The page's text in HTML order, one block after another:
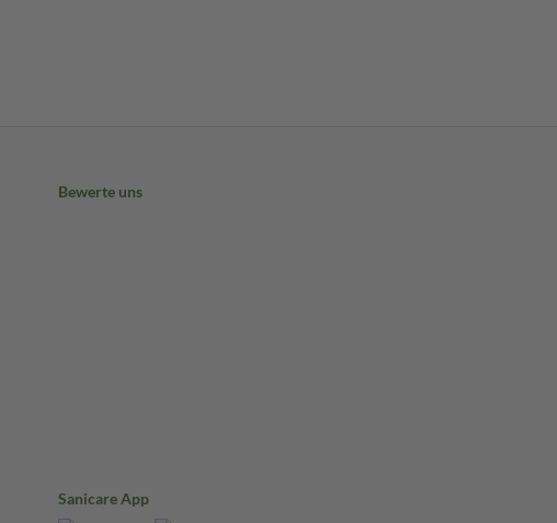
Bewerte uns
Sanicare App